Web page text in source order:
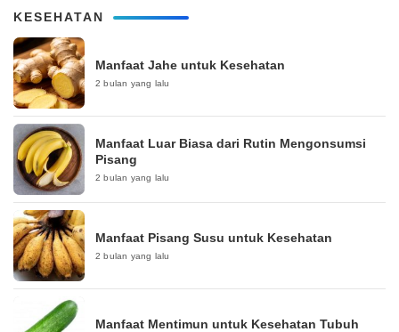
KESEHATAN
Manfaat Jahe untuk Kesehatan
2 bulan yang lalu
Manfaat Luar Biasa dari Rutin Mengonsumsi
Pisang
2 bulan yang lalu
Manfaat Pisang Susu untuk Kesehatan
2 bulan yang lalu
Manfaat Mentimun untuk Kesehatan Tubuh